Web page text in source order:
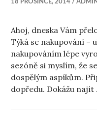
18 PROSINCE, 2014 ADMIN
Ahoj, dneska Vám
Týká se nakupování –
nakupováním lépe
sezóně si myslím, že
dospělým aspíkům.
dopředu. Dokážu najít